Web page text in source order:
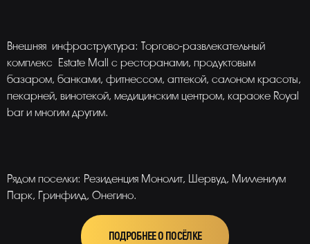
Внешняя инфраструктура: Торгово-развлекательный
комплекс Estate Mall c ресторанами, продуктовым
базаром, банками, фитнессом, аптекой, салоном красоты,
пекарней, винотекой, медицинским центром, караоке Royal
bar и многим другим.
Рядом поселки: Резиденция Монолит, Шервуд, Миллениум
Парк, Гринфилд, Онегино.
ПОДРОБНЕЕ О ПОСЁЛКЕ